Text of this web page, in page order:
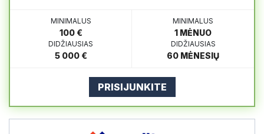
MINIMALUS
100 €
DIDŽIAUSIAS
5 000 €
MINIMALUS
1 MĖNUO
DIDŽIAUSIAS
60 MĖNESIŲ
PRISIJUNKITE